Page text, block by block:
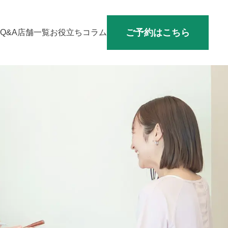
Q&A店舗一覧お役立ちコラム ご予約はこちら